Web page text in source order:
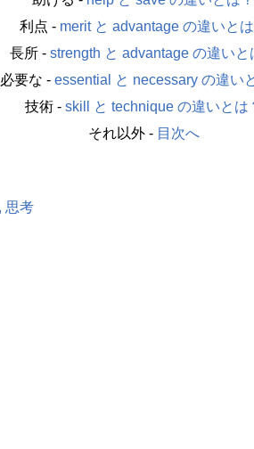
利点 - merit と advantage の違いと
長所 - strength と advantage の違いと
必要な - essential と necessary の違い
技術 - skill と technique の違いとは
それ以外 - 目次へ
思考